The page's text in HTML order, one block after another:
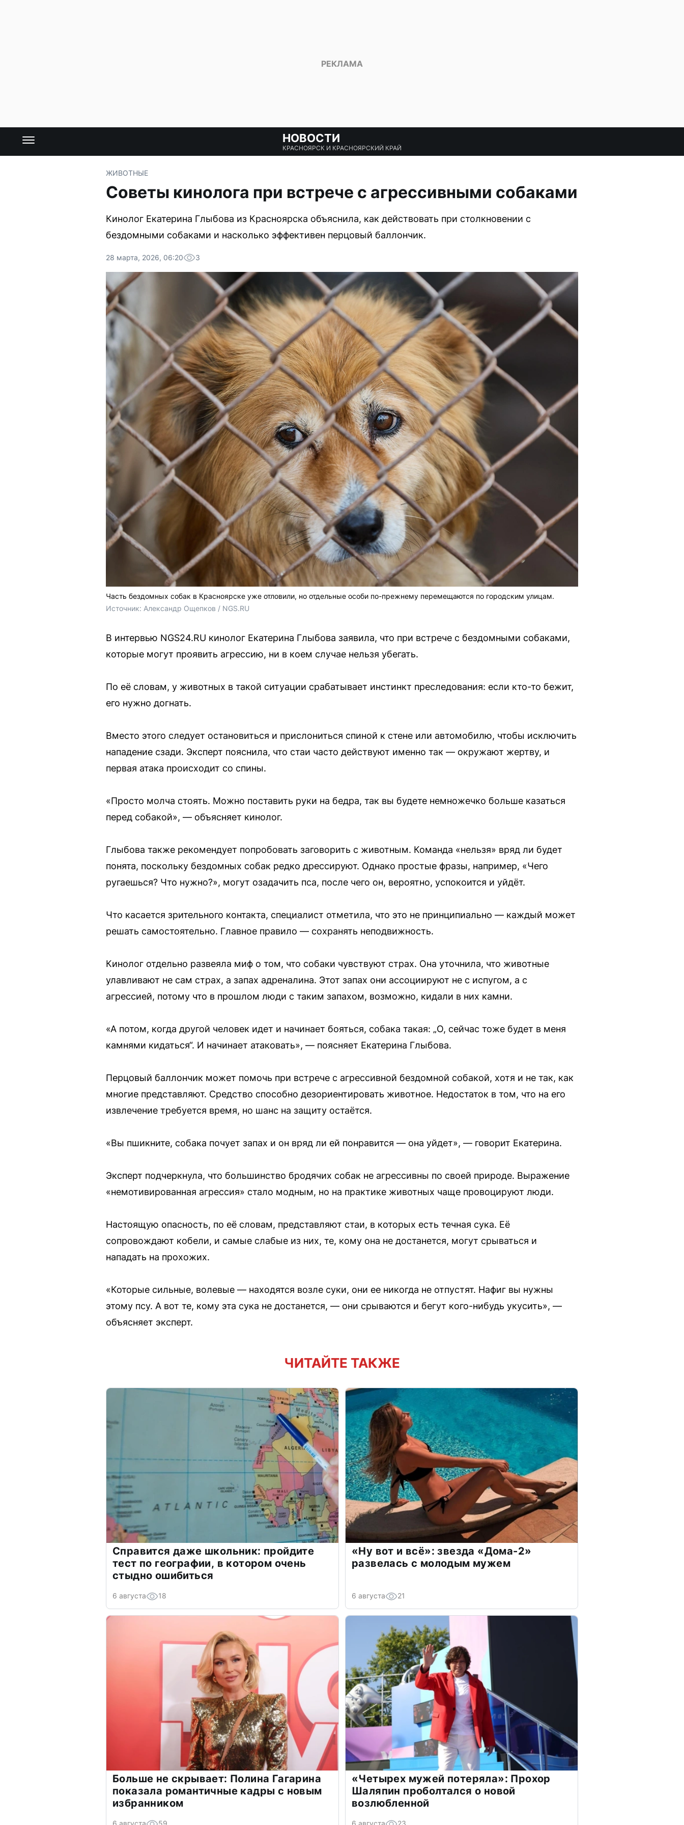
НОВОСТИ
КРАСНОЯРСК И КРАСНОЯРСКИЙ КРАЙ
ЖИВОТНЫЕ
Советы кинолога при встрече с агрессивными собаками
Кинолог Екатерина Глыбова из Красноярска объяснила, как действовать при столкновении с
бездомными собаками и насколько эффективен перцовый баллончик.
28 марта, 2026, 06:20 3
Часть бездомных собак в Красноярске уже отловили, но отдельные особи по-прежнему перемещаются по городским улицам.
Источник: Александр Ощепков / NGS.RU
В интервью NGS24.RU кинолог Екатерина Глыбова заявила, что при встрече с бездомными собаками,
которые могут проявить агрессию, ни в коем случае нельзя убегать.
По её словам, у животных в такой ситуации срабатывает инстинкт преследования: если кто-то бежит,
его нужно догнать.
Вместо этого следует остановиться и прислониться спиной к стене или автомобилю, чтобы исключить
нападение сзади. Эксперт пояснила, что стаи часто действуют именно так — окружают жертву, и
первая атака происходит со спины.
«Просто молча стоять. Можно поставить руки на бедра, так вы будете немножечко больше казаться
перед собакой», — объясняет кинолог.
Глыбова также рекомендует попробовать заговорить с животным. Команда «нельзя» вряд ли будет
понята, поскольку бездомных собак редко дрессируют. Однако простые фразы, например, «Чего
ругаешься? Что нужно?», могут озадачить пса, после чего он, вероятно, успокоится и уйдёт.
Что касается зрительного контакта, специалист отметила, что это не принципиально — каждый может
решать самостоятельно. Главное правило — сохранять неподвижность.
Кинолог отдельно развеяла миф о том, что собаки чувствуют страх. Она уточнила, что животные
улавливают не сам страх, а запах адреналина. Этот запах они ассоциируют не с испугом, а с
агрессией, потому что в прошлом люди с таким запахом, возможно, кидали в них камни.
«А потом, когда другой человек идет и начинает бояться, собака такая: „О, сейчас тоже будет в меня
камнями кидаться“. И начинает атаковать», — поясняет Екатерина Глыбова.
Перцовый баллончик может помочь при встрече с агрессивной бездомной собакой, хотя и не так, как
многие представляют. Средство способно дезориентировать животное. Недостаток в том, что на его
извлечение требуется время, но шанс на защиту остаётся.
«Вы пшикните, собака почует запах и он вряд ли ей понравится — она уйдет», — говорит Екатерина.
Эксперт подчеркнула, что большинство бродячих собак не агрессивны по своей природе. Выражение
«немотивированная агрессия» стало модным, но на практике животных чаще провоцируют люди.
Настоящую опасность, по её словам, представляют стаи, в которых есть течная сука. Её
сопровождают кобели, и самые слабые из них, те, кому она не достанется, могут срываться и
нападать на прохожих.
«Которые сильные, волевые — находятся возле суки, они ее никогда не отпустят. Нафиг вы нужны
этому псу. А вот те, кому эта сука не достанется, — они срываются и бегут кого-нибудь укусить», —
объясняет эксперт.
ЧИТАЙТЕ ТАКЖЕ
Справится даже школьник: пройдите
тест по географии, в котором очень
стыдно ошибиться
6 августа 18
«Ну вот и всё»: звезда «Дома-2»
развелась с молодым мужем
6 августа 21
Больше не скрывает: Полина Гагарина
показала романтичные кадры с новым
избранником
«Четырех мужей потеряла»: Прохор
Шаляпин проболтался о новой
возлюбленной